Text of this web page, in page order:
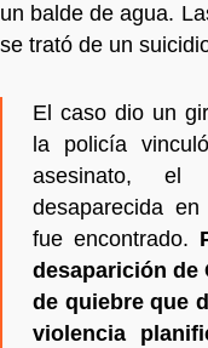
un balde de agua.
se trató de un
El caso dio un
la policía
asesinato,
desaparecida
fue encontrado.
desaparición de
de quiebre que
violencia